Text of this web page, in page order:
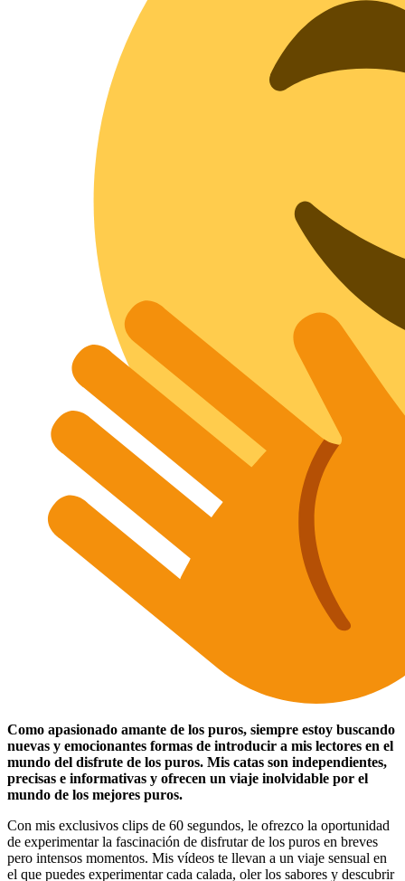
Como apasionado amante de los puros, siempre estoy buscando
nuevas y emocionantes formas de introducir a mis lectores en el
mundo del disfrute de los puros. Mis catas son independientes,
precisas e informativas y ofrecen un viaje inolvidable por el
mundo de los mejores puros.
Con mis exclusivos clips de 60 segundos, le ofrezco la oportunidad
de experimentar la fascinación de disfrutar de los puros en breves
pero intensos momentos. Mis vídeos te llevan a un viaje sensual en
el que puedes experimentar cada calada, oler los sabores y descubrir